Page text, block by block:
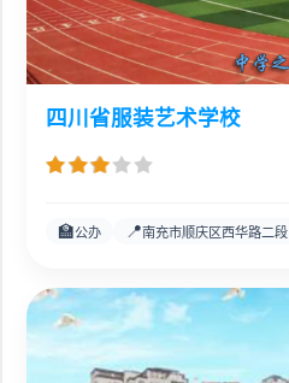
四川省服装艺术学校
🏫公办 📍南充市顺庆区西华路二段